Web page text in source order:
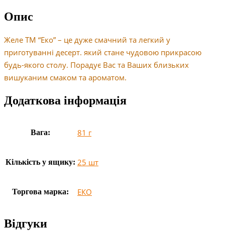
Опис
Желе ТМ “Еко” – це дуже смачний та легкий у
приготуванні десерт. який стане чудовою прикрасою
будь-якого столу. Порадує Вас та Ваших близьких
вишуканим смаком та ароматом.
Додаткова інформація
Вага: 81 г
Кількість у ящику: 25 шт
Торгова марка: ЕКО
Відгуки